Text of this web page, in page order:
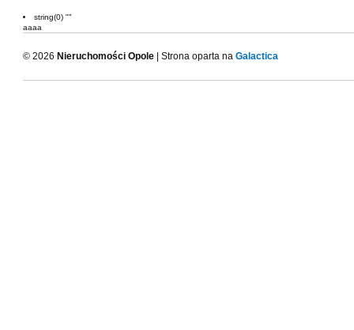
string(0) ""
aaaa
© 2026 Nieruchomości Opole | Strona oparta na Galactica